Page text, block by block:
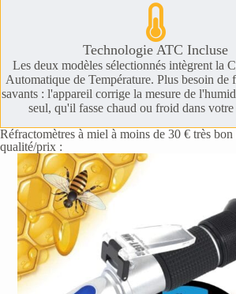
Technologie ATC Incluse
Les deux modèles sélectionnés intègrent la
Automatique de Température. Plus besoin de
savants : l'appareil corrige la mesure de
seul, qu'il fasse chaud ou froid dans
Réfractomètres à miel à moins de 30 € très
qualité/prix :